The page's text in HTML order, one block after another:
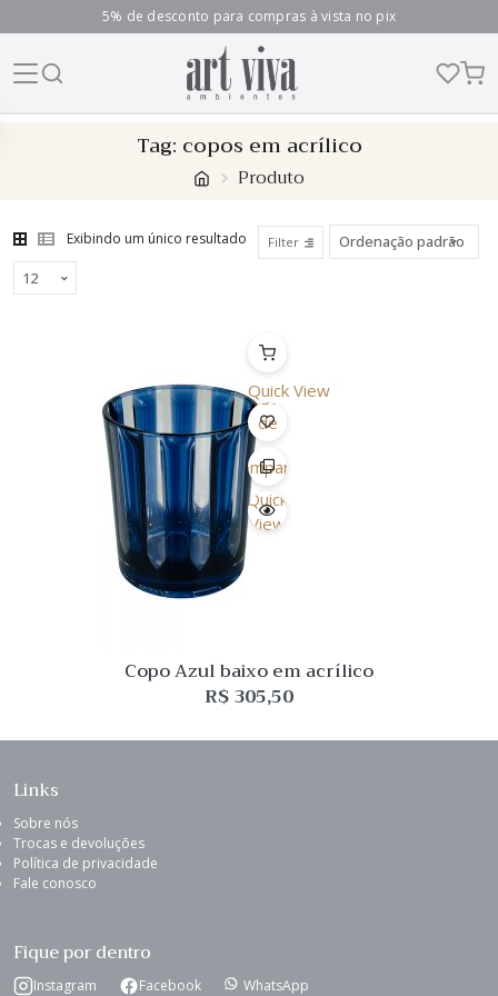
5% de desconto para compras à vista no pix
Tag: copos em acrílico
Produto
Exibindo um único resultado Filter
Quick View
Lista
de
Desejo
Comparar
Quick
View
Copo Azul baixo em acrílico
R$305,50
Links
Sobre nós
Trocas e devoluções
Política de privacidade
Fale conosco
Fique por dentro
Instagram Facebook WhatsApp